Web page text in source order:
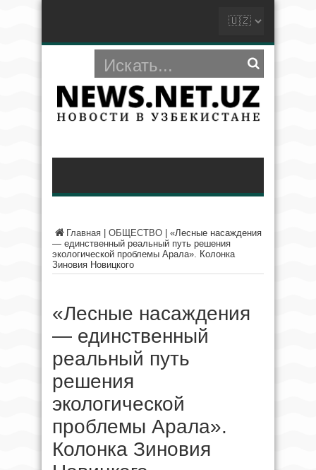
Главная ОБЩЕСТВО
«Лесные насаждения
— единственный реальный путь решения
экологической проблемы Арала». Колонка
Зиновия Новицкого
«Лесные насаждения
— единственный
реальный путь
решения
экологической
проблемы Арала».
Колонка Зиновия